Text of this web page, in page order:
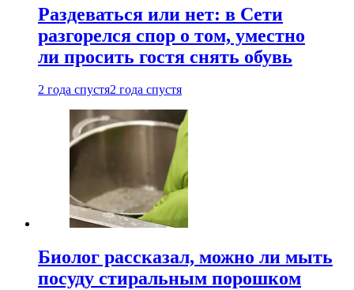
Раздеваться или нет: в Сети
разгорелся спор о том, уместно
ли просить гостя снять обувь
2 года спустя2 года спустя
Биолог рассказал, можно ли мыть
посуду стиральным порошком